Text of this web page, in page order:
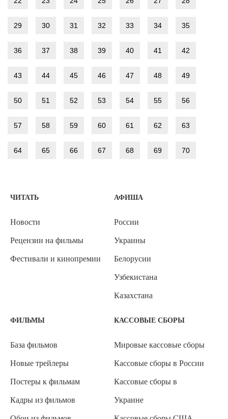
29 30 31 32 33 34 35
36 37 38 39 40 41 42
43 44 45 46 47 48 49
50 51 52 53 54 55 56
57 58 59 60 61 62 63
64 65 66 67 68 69 70
ЧИТАТЬ
Новости
Рецензии на фильмы
Фестивали и кинопремии
АФИША
России
Украины
Белорусии
Узбекистана
Казахстана
ФИЛЬМЫ
База фильмов
Новые трейлеры
Постеры к фильмам
Кадры из фильмов
КАССОВЫЕ СБОРЫ
Мировые кассовые сборы
Кассовые сборы в России
Кассовые сборы в
Украине